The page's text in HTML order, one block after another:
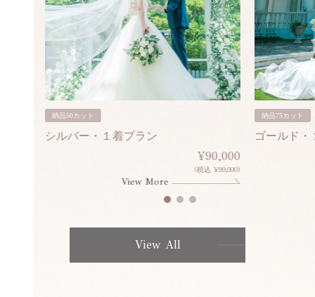
納品50カット
シルバー・１着プラン
¥90,000
(税込 ¥99,000)
View More
納品75カット
ゴールド・
View All